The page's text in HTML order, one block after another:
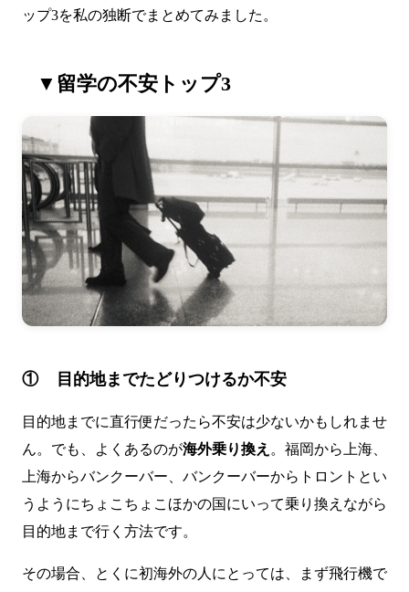
ップ3を私の独断でまとめてみました。
▼留学の不安トップ3
① 目的地までたどりつけるか不安
目的地までに直行便だったら不安は少ないかもしれませ
ん。でも、よくあるのが海外乗り換え 。福岡から上海、
上海からバンクーバー、バンクーバーからトロントとい
うようにちょこちょこほかの国にいって乗り換えながら
目的地まで行く方法です。
その場合、とくに初海外の人にとっては、まず飛行機で